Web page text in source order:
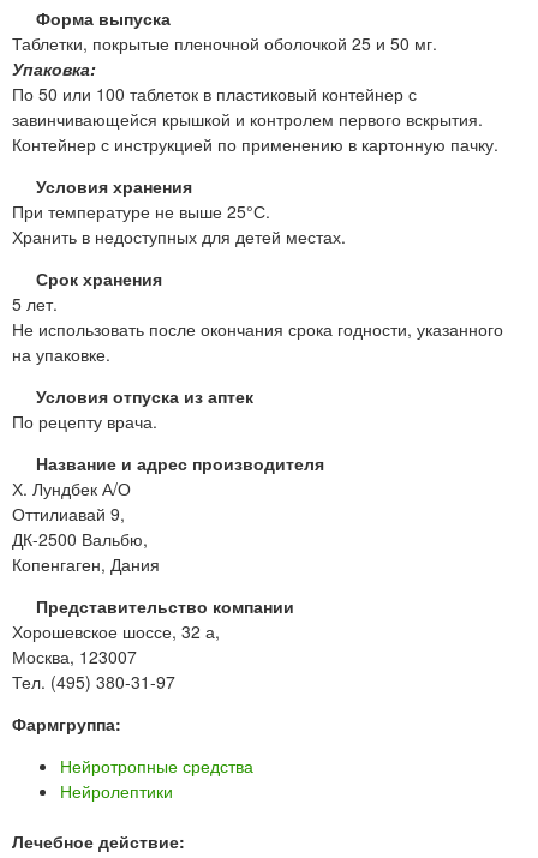
Форма выпуска
Таблетки, покрытые пленочной оболочкой 25 и 50 мг.
Упаковка:
По 50 или 100 таблеток в пластиковый контейнер с
завинчивающейся крышкой и контролем первого вскрытия.
Контейнер с инструкцией по применению в картонную пачку.
Условия хранения
При температуре не выше 25°С.
Хранить в недоступных для детей местах.
Срок хранения
5 лет.
Не использовать после окончания срока годности, указанного
на упаковке.
Условия отпуска из аптек
По рецепту врача.
Название и адрес производителя
Х. Лундбек А/О
Оттилиавай 9,
ДК-2500 Вальбю,
Копенгаген, Дания
Представительство компании
Хорошевское шоссе, 32 а,
Москва, 123007
Тел. (495) 380-31-97
Фармгруппа:
Нейротропные средства
Нейролептики
Лечебное действие: